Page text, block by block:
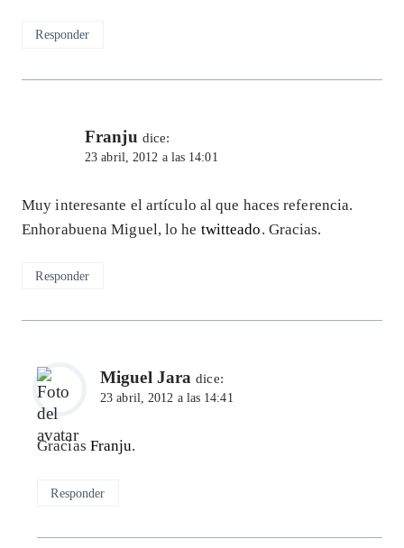
Responder
Franju dice:
23 abril, 2012 a las 14:01
Muy interesante el artículo al que haces referencia.
Enhorabuena Miguel, lo he twitteado. Gracias.
Responder
Miguel Jara dice:
23 abril, 2012 a las 14:41
Gracias Franju.
Responder